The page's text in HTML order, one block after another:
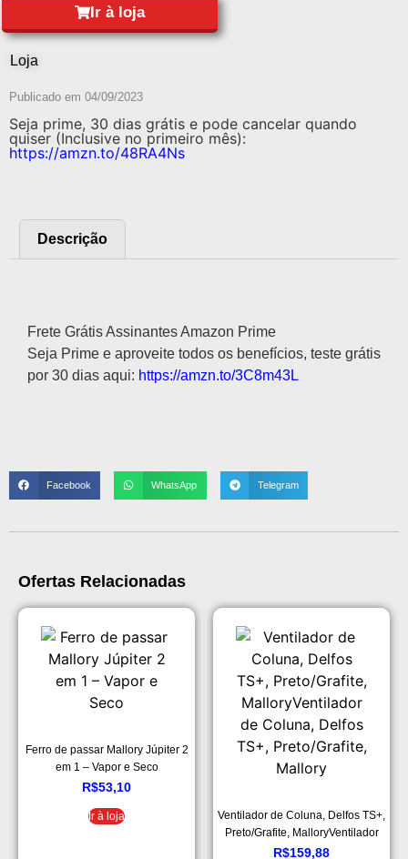
Ir à loja
Loja
Publicado em 04/09/2023
Seja prime, 30 dias grátis e pode cancelar quando
quiser (Inclusive no primeiro mês):
https://amzn.to/48RA4Ns
Descrição
Frete Grátis Assinantes Amazon Prime
Seja Prime e aproveite todos os benefícios, teste grátis
por 30 dias aqui: https://amzn.to/3C8m43L
Facebook WhatsApp Telegram
Ofertas Relacionadas
Ferro de passar Mallory Júpiter 2
em 1 – Vapor e Seco
R$53,10
Ir à loja
Ventilador de Coluna, Delfos TS+,
Preto/Grafite, MalloryVentilador
de Coluna, Delfos TS+,
R$159,88